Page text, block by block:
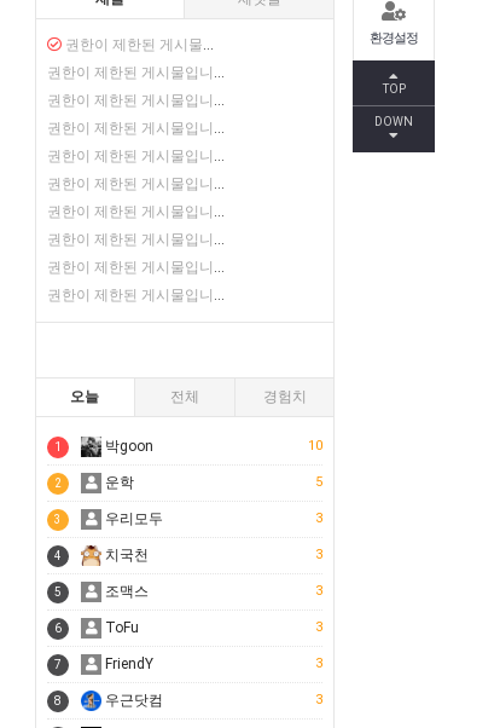
환경설정
TOP
DOWN
권한이 제한된 게시물입니다.
권한이 제한된 게시물입니다.
권한이 제한된 게시물입니다.
권한이 제한된 게시물입니다.
권한이 제한된 게시물입니다.
권한이 제한된 게시물입니다.
권한이 제한된 게시물입니다.
권한이 제한된 게시물입니다.
권한이 제한된 게시물입니다.
권한이 제한된 게시물입니다.
오늘 전체 경험치
1 박goon 10
2 운학 5
3 우리모두 3
4 치국천 3
5 조맥스 3
6 ToFu 3
7 FriendY 3
8 우근닷컴 3